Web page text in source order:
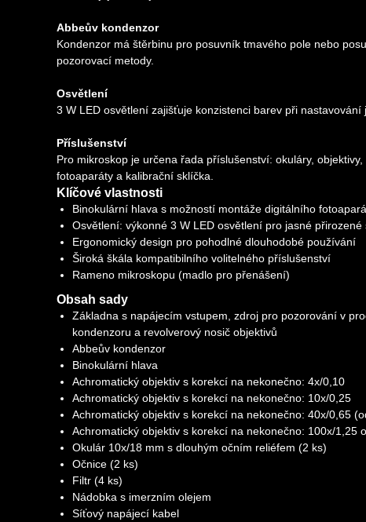
Abbeův kondenzor
Kondenzor má štěrbinu pro posuvník tmavého pole nebo
pozorovací metody.
Osvětlení
3 W LED osvětlení zajišťuje konzistenci barev při
Příslušenství
Pro mikroskop je určena řada příslušenství: okuláry,
fotoaparáty a kalibrační sklíčka.
Klíčové vlastnosti
Binokulární hlava s možností montáže digitálního
Osvětlení: výkonné 3 W LED osvětlení pro jasné přirozené
Ergonomický design pro pohodlné dlouhodobé používání
Široká škála kompatibilního volitelného příslušenství
Rameno mikroskopu (madlo pro přenášení)
Obsah sady
Základna s napájecím vstupem, zdroj pro pozorování v
kondenzoru a revolverový nosič objektivů
Abbeův kondenzor
Binokulární hlava
Achromatický objektiv s korekcí na nekonečno: 4x/0,10
Achromatický objektiv s korekcí na nekonečno: 10x/0,25
Achromatický objektiv s korekcí na nekonečno: 40x/0,65
Achromatický objektiv s korekcí na nekonečno: 100x/1,25
Okulár 10x/18 mm s dlouhým očním reliéfem (2 ks)
Očnice (2 ks)
Filtr (4 ks)
Nádobka s imerzním olejem
Síťový napájecí kabel